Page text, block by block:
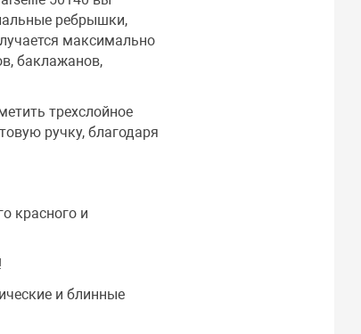
ребрышки,
максимально
баклажанов,
трехслойное
ручку, благодаря
красного и
и блинные